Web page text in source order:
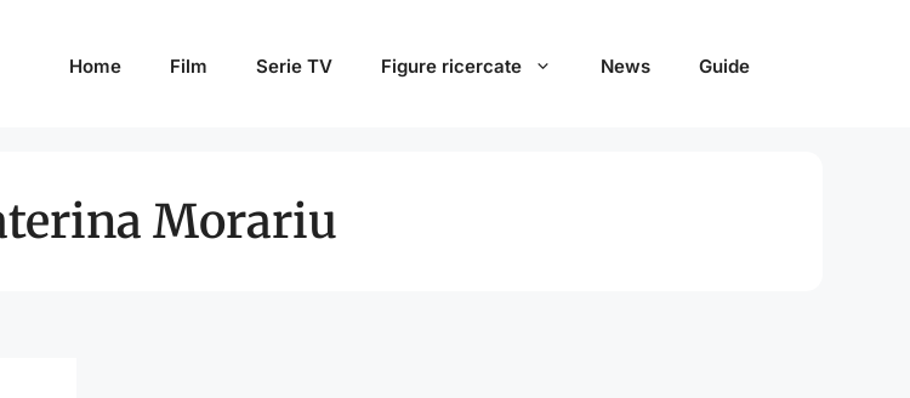
Home Film Serie TV Figure ricercate News Guide
Morariu